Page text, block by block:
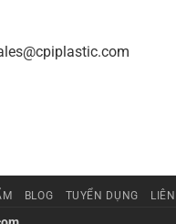
BLOG TUYỂN DỤNG